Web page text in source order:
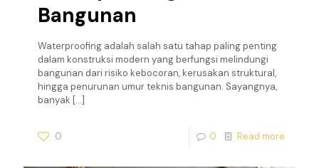
Bangunan
Waterproofing adalah salah satu tahap paling penting
dalam konstruksi modern yang berfungsi melindungi
bangunan dari risiko kebocoran, kerusakan struktural,
hingga penurunan umur teknis bangunan. Sayangnya,
banyak […]
0 0 Read more